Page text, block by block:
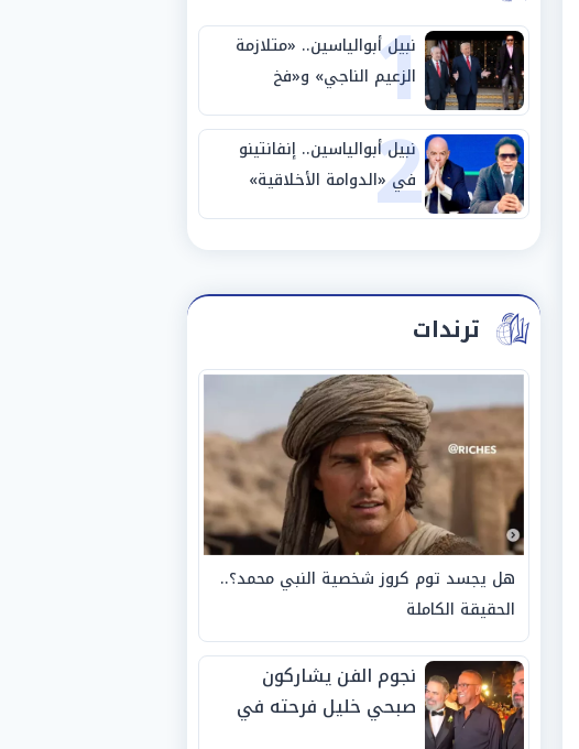
1
نبيل أبوالياسين.. «متلازمة
الزعيم الناجي» و«فخ
الشرعية المزدوجة» وترامب
ينأى بنفسه وحليفه في
«ميتم استراتيجي»
2
نبيل أبوالياسين.. إنفانتينو
في «الدوامة الأخلاقية»
والفيفا تحت «المقصلة
ترندات
هل يجسد توم كروز شخصية النبي محمد؟..
الحقيقة الكاملة
نجوم الفن يشاركون
صبحي خليل فرحته في